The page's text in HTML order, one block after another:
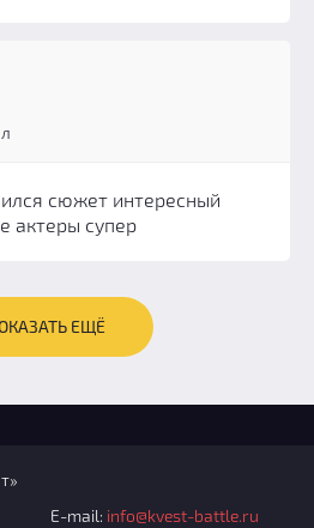
сюжет интересный
актеры супер
ЕЩЁ
E-mail: info@kvest-battle.ru